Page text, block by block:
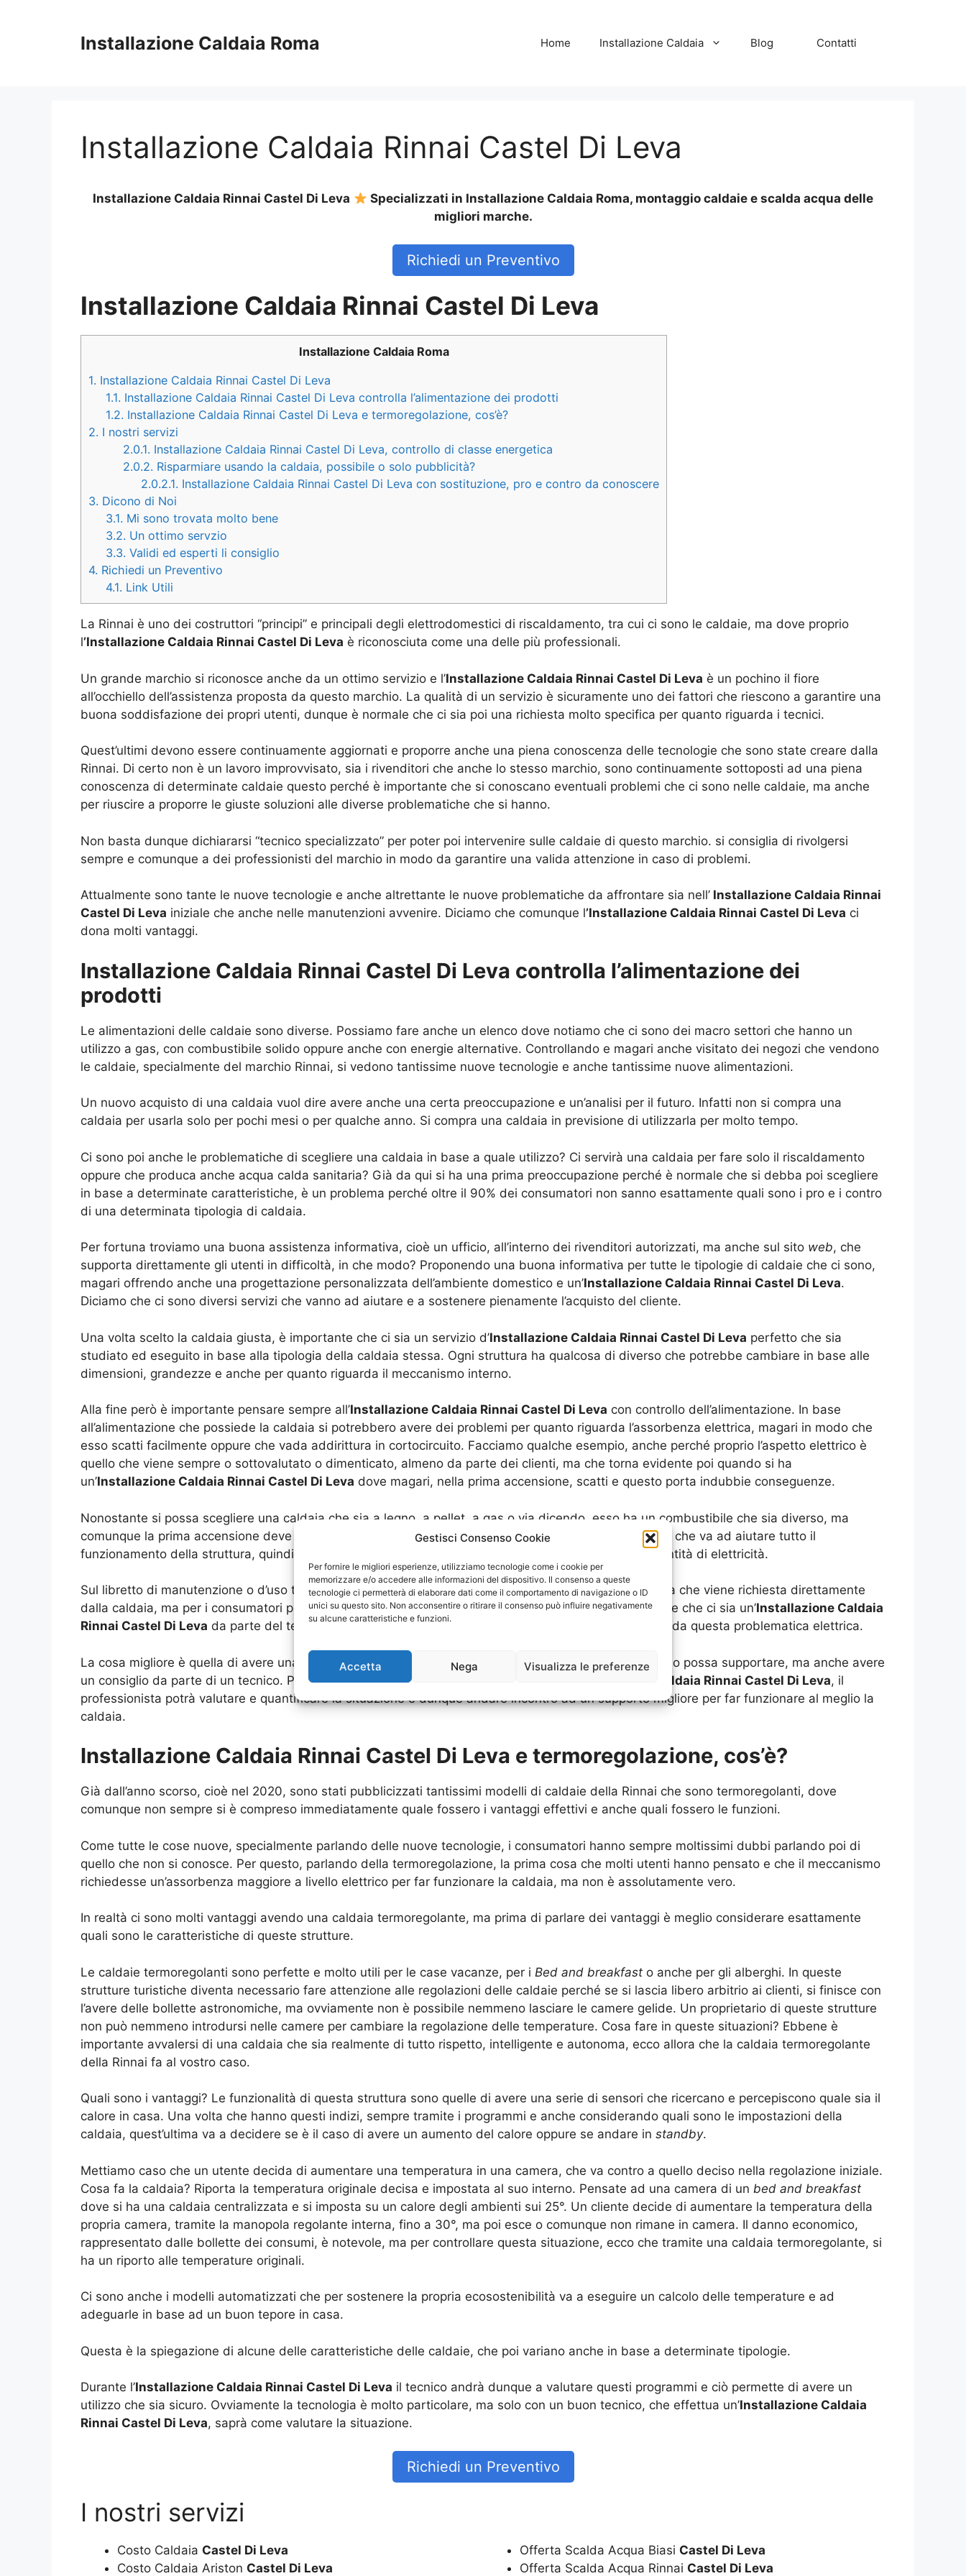
Gestisci Consenso Cookie
Per fornire le migliori esperienze, utilizziamo tecnologie come i cookie per
memorizzare e/o accedere alle informazioni del dispositivo. Il consenso a queste
tecnologie ci permetterà di elaborare dati come il comportamento di navigazione o ID
unici su questo sito. Non acconsentire o ritirare il consenso può influire negativamente
su alcune caratteristiche e funzioni.
Accetta Nega Visualizza le preferenze
Installazione Caldaia Roma Home Installazione Caldaia Blog Contatti
Installazione Caldaia Rinnai Castel Di Leva
Installazione Caldaia Rinnai Castel Di Leva
Specializzati in Installazione Caldaia Roma, montaggio caldaie e scalda acqua delle
migliori marche.
Richiedi un Preventivo
Installazione Caldaia Rinnai Castel Di Leva
Installazione Caldaia Roma
1. Installazione Caldaia Rinnai Castel Di Leva
1.1. Installazione Caldaia Rinnai Castel Di Leva controlla l’alimentazione dei prodotti
1.2. Installazione Caldaia Rinnai Castel Di Leva e termoregolazione, cos’è?
2. I nostri servizi
2.0.1. Installazione Caldaia Rinnai Castel Di Leva, controllo di classe energetica
2.0.2. Risparmiare usando la caldaia, possibile o solo pubblicità?
2.0.2.1. Installazione Caldaia Rinnai Castel Di Leva con sostituzione, pro e contro da conoscere
3. Dicono di Noi
3.1. Mi sono trovata molto bene
3.2. Un ottimo servzio
3.3. Validi ed esperti li consiglio
4. Richiedi un Preventivo
4.1. Link Utili
La Rinnai è uno dei costruttori “principi” e principali degli elettrodomestici di riscaldamento, tra cui ci sono le caldaie, ma dove proprio
l’Installazione Caldaia Rinnai Castel Di Leva è riconosciuta come una delle più professionali.
Un grande marchio si riconosce anche da un ottimo servizio e l’Installazione Caldaia Rinnai Castel Di Leva è un pochino il fiore
all’occhiello dell’assistenza proposta da questo marchio. La qualità di un servizio è sicuramente uno dei fattori che riescono a garantire una
buona soddisfazione dei propri utenti, dunque è normale che ci sia poi una richiesta molto specifica per quanto riguarda i tecnici.
Quest’ultimi devono essere continuamente aggiornati e proporre anche una piena conoscenza delle tecnologie che sono state creare dalla
Rinnai. Di certo non è un lavoro improvvisato, sia i rivenditori che anche lo stesso marchio, sono continuamente sottoposti ad una piena
conoscenza di determinate caldaie questo perché è importante che si conoscano eventuali problemi che ci sono nelle caldaie, ma anche
per riuscire a proporre le giuste soluzioni alle diverse problematiche che si hanno.
Non basta dunque dichiararsi “tecnico specializzato” per poter poi intervenire sulle caldaie di questo marchio. si consiglia di rivolgersi
sempre e comunque a dei professionisti del marchio in modo da garantire una valida attenzione in caso di problemi.
Attualmente sono tante le nuove tecnologie e anche altrettante le nuove problematiche da affrontare sia nell’ Installazione Caldaia Rinnai
Castel Di Leva iniziale che anche nelle manutenzioni avvenire. Diciamo che comunque l’Installazione Caldaia Rinnai Castel Di Leva ci
dona molti vantaggi.
Installazione Caldaia Rinnai Castel Di Leva controlla l’alimentazione dei
prodotti
Le alimentazioni delle caldaie sono diverse. Possiamo fare anche un elenco dove notiamo che ci sono dei macro settori che hanno un
utilizzo a gas, con combustibile solido oppure anche con energie alternative. Controllando e magari anche visitato dei negozi che vendono
le caldaie, specialmente del marchio Rinnai, si vedono tantissime nuove tecnologie e anche tantissime nuove alimentazioni.
Un nuovo acquisto di una caldaia vuol dire avere anche una certa preoccupazione e un’analisi per il futuro. Infatti non si compra una
caldaia per usarla solo per pochi mesi o per qualche anno. Si compra una caldaia in previsione di utilizzarla per molto tempo.
Ci sono poi anche le problematiche di scegliere una caldaia in base a quale utilizzo? Ci servirà una caldaia per fare solo il riscaldamento
oppure che produca anche acqua calda sanitaria? Già da qui si ha una prima preoccupazione perché è normale che si debba poi scegliere
in base a determinate caratteristiche, è un problema perché oltre il 90% dei consumatori non sanno esattamente quali sono i pro e i contro
di una determinata tipologia di caldaia.
Per fortuna troviamo una buona assistenza informativa, cioè un ufficio, all’interno dei rivenditori autorizzati, ma anche sul sito web, che
supporta direttamente gli utenti in difficoltà, in che modo? Proponendo una buona informativa per tutte le tipologie di caldaie che ci sono,
magari offrendo anche una progettazione personalizzata dell’ambiente domestico e un’Installazione Caldaia Rinnai Castel Di Leva.
Diciamo che ci sono diversi servizi che vanno ad aiutare e a sostenere pienamente l’acquisto del cliente.
Una volta scelto la caldaia giusta, è importante che ci sia un servizio d’Installazione Caldaia Rinnai Castel Di Leva perfetto che sia
studiato ed eseguito in base alla tipologia della caldaia stessa. Ogni struttura ha qualcosa di diverso che potrebbe cambiare in base alle
dimensioni, grandezze e anche per quanto riguarda il meccanismo interno.
Alla fine però è importante pensare sempre all’Installazione Caldaia Rinnai Castel Di Leva con controllo dell’alimentazione. In base
all’alimentazione che possiede la caldaia si potrebbero avere dei problemi per quanto riguarda l’assorbenza elettrica, magari in modo che
esso scatti facilmente oppure che vada addirittura in cortocircuito. Facciamo qualche esempio, anche perché proprio l’aspetto elettrico è
quello che viene sempre o sottovalutato o dimenticato, almeno da parte dei clienti, ma che torna evidente poi quando si ha
un’Installazione Caldaia Rinnai Castel Di Leva dove magari, nella prima accensione, scatti e questo porta indubbie conseguenze.
Nonostante si possa scegliere una caldaia che sia a legno, a pellet, a gas o via dicendo, esso ha un combustibile che sia diverso, ma
comunque la prima accensione deve essere comunque elettrico. Proprio l’assorbenza elettrica è quella che va ad aiutare tutto il
funzionamento della struttura, quindi è normale che la caldaia vada a richiedere una determinata quantità di elettricità.
Sul libretto di manutenzione o d’uso troviamo anche una spiegazione sulla tipologia di potenza elettrica che viene richiesta direttamente
dalla caldaia, ma per i consumatori potrebbe essere una sigla incomprensibile. Per questo è importante che ci sia un’Installazione Caldaia
Rinnai Castel Di Leva da parte del tecnico che vada a garantire poi un’analisi diretta per quanto riguarda questa problematica elettrica.
La cosa migliore è quella di avere una piena conoscenza sulla tipologia di impianto elettrico e cosa esso possa supportare, ma anche avere
un consiglio da parte di un tecnico. Prima di decidersi nell’acquisto oppure anche nell’
Installazione Caldaia Rinnai Castel Di Leva, il
professionista potrà valutare e quantificare la situazione e dunque andare incontro ad un supporto migliore per far funzionare al meglio la
caldaia.
Installazione Caldaia Rinnai Castel Di Leva e termoregolazione, cos’è?
Già dall’anno scorso, cioè nel 2020, sono stati pubblicizzati tantissimi modelli di caldaie della Rinnai che sono termoregolanti, dove
comunque non sempre si è compreso immediatamente quale fossero i vantaggi effettivi e anche quali fossero le funzioni.
Come tutte le cose nuove, specialmente parlando delle nuove tecnologie, i consumatori hanno sempre moltissimi dubbi parlando poi di
quello che non si conosce. Per questo, parlando della termoregolazione, la prima cosa che molti utenti hanno pensato e che il meccanismo
richiedesse un’assorbenza maggiore a livello elettrico per far funzionare la caldaia, ma non è assolutamente vero.
In realtà ci sono molti vantaggi avendo una caldaia termoregolante, ma prima di parlare dei vantaggi è meglio considerare esattamente
quali sono le caratteristiche di queste strutture.
Le caldaie termoregolanti sono perfette e molto utili per le case vacanze, per i Bed and breakfast o anche per gli alberghi. In queste
strutture turistiche diventa necessario fare attenzione alle regolazioni delle caldaie perché se si lascia libero arbitrio ai clienti, si finisce con
l’avere delle bollette astronomiche, ma ovviamente non è possibile nemmeno lasciare le camere gelide. Un proprietario di queste strutture
non può nemmeno introdursi nelle camere per cambiare la regolazione delle temperature. Cosa fare in queste situazioni? Ebbene è
importante avvalersi di una caldaia che sia realmente di tutto rispetto, intelligente e autonoma, ecco allora che la caldaia termoregolante
della Rinnai fa al vostro caso.
Quali sono i vantaggi? Le funzionalità di questa struttura sono quelle di avere una serie di sensori che ricercano e percepiscono quale sia il
calore in casa. Una volta che hanno questi indizi, sempre tramite i programmi e anche considerando quali sono le impostazioni della
caldaia, quest’ultima va a decidere se è il caso di avere un aumento del calore oppure se andare in standby.
Mettiamo caso che un utente decida di aumentare una temperatura in una camera, che va contro a quello deciso nella regolazione iniziale.
Cosa fa la caldaia? Riporta la temperatura originale decisa e impostata al suo interno. Pensate ad una camera di un bed and breakfast
dove si ha una caldaia centralizzata e si imposta su un calore degli ambienti sui 25°. Un cliente decide di aumentare la temperatura della
propria camera, tramite la manopola regolante interna, fino a 30°, ma poi esce o comunque non rimane in camera. Il danno economico,
rappresentato dalle bollette dei consumi, è notevole, ma per controllare questa situazione, ecco che tramite una caldaia termoregolante, si
ha un riporto alle temperature originali.
Ci sono anche i modelli automatizzati che per sostenere la propria ecosostenibilità va a eseguire un calcolo delle temperature e ad
adeguarle in base ad un buon tepore in casa.
Questa è la spiegazione di alcune delle caratteristiche delle caldaie, che poi variano anche in base a determinate tipologie.
Durante l’Installazione Caldaia Rinnai Castel Di Leva il tecnico andrà dunque a valutare questi programmi e ciò permette di avere un
utilizzo che sia sicuro. Ovviamente la tecnologia è molto particolare, ma solo con un buon tecnico, che effettua un’Installazione Caldaia
Rinnai Castel Di Leva, saprà come valutare la situazione.
Richiedi un Preventivo
I nostri servizi
Costo Caldaia Castel Di Leva
Costo Caldaia Ariston Castel Di Leva
Offerta Scalda Acqua Biasi Castel Di Leva
Offerta Scalda Acqua Rinnai Castel Di Leva